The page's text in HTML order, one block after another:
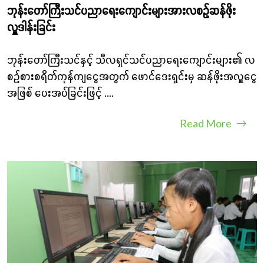
ဘုန်းတော်ကြီးသင်ပညာရေးကျောင်းများအားလစဥ်ဆန်ဖိုး
လှူဒါန်းခြင်း
ဘုန်းတော်ကြီးသင်နှင့် သီလရှင်သင်ပညာရေးကျောင်းများ၏ လ
စဉ်စားစရိတ်ကုန်ကျငွေအတွက် ဖောင်‌‌‌‌ဒေးရှင်းမှ ဆန်ဖိုးအလှူငွေ
အဖြစ် ပေးအပ်ခြင်းဖြင့် ....
Read More